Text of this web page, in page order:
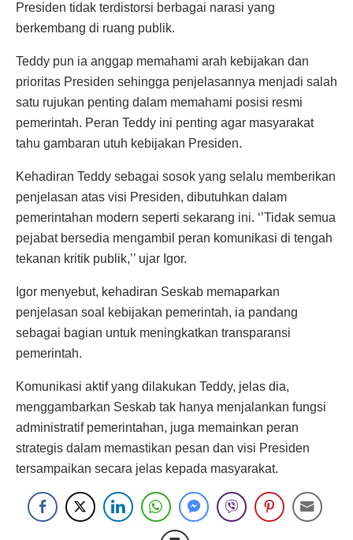
Presiden tidak terdistorsi berbagai narasi yang
berkembang di ruang publik.
Teddy pun ia anggap memahami arah kebijakan dan
prioritas Presiden sehingga penjelasannya menjadi salah
satu rujukan penting dalam memahami posisi resmi
pemerintah. Peran Teddy ini penting agar masyarakat
tahu gambaran utuh kebijakan Presiden.
Kehadiran Teddy sebagai sosok yang selalu memberikan
penjelasan atas visi Presiden, dibutuhkan dalam
pemerintahan modern seperti sekarang ini. ‘’Tidak semua
pejabat bersedia mengambil peran komunikasi di tengah
tekanan kritik publik,’’ ujar Igor.
Igor menyebut, kehadiran Seskab memaparkan
penjelasan soal kebijakan pemerintah, ia pandang
sebagai bagian untuk meningkatkan transparansi
pemerintah.
Komunikasi aktif yang dilakukan Teddy, jelas dia,
menggambarkan Seskab tak hanya menjalankan fungsi
administratif pemerintahan, juga memainkan peran
strategis dalam memastikan pesan dan visi Presiden
tersampaikan secara jelas kepada masyarakat.